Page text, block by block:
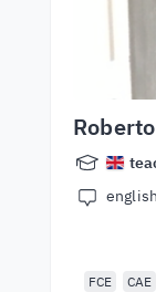
Roberto
english
FCE CAE